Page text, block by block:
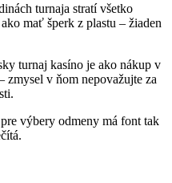
turnaja stratí všetko
mať šperk z plastu – žiaden
turnaj kasíno je ako nákup v
zmysel v ňom nepovažujte za
výbery odmeny má font tak